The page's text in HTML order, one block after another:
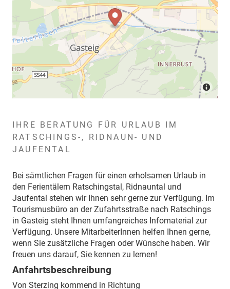
IHRE BERATUNG FÜR URLAUB IM
RATSCHINGS-, RIDNAUN- UND
JAUFENTAL
Bei sämtlichen Fragen für einen erholsamen Urlaub in
den Ferientälern Ratschingstal, Ridnauntal und
Jaufental stehen wir Ihnen sehr gerne zur Verfügung. Im
Tourismusbüro an der Zufahrtsstraße nach Ratschings
in Gasteig steht Ihnen umfangreiches Infomaterial zur
Verfügung. Unsere MitarbeiterInnen helfen Ihnen gerne,
wenn Sie zusätzliche Fragen oder Wünsche haben. Wir
freuen uns darauf, Sie kennen zu lernen!
Anfahrtsbeschreibung
Von Sterzing kommend in Richtung